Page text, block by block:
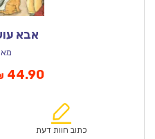
אבא
₪64.00.
44.90המחיר
הוא:
כתוב חוות דעת